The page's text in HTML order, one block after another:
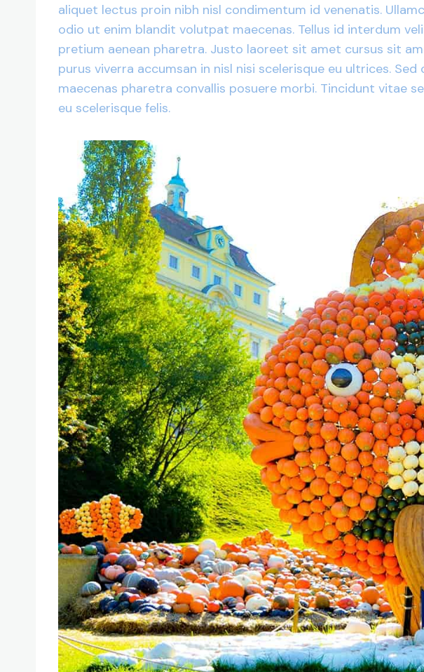
aliquet lectus proin nibh nisl condimentum id venenatis.
odio ut enim blandit volutpat maecenas. Tellus id interdum
pretium aenean pharetra. Justo laoreet sit amet cursus sit
purus viverra accumsan in nisl nisi scelerisque eu ultrices.
maecenas pharetra convallis posuere morbi. Tincidunt vitae
eu scelerisque felis.